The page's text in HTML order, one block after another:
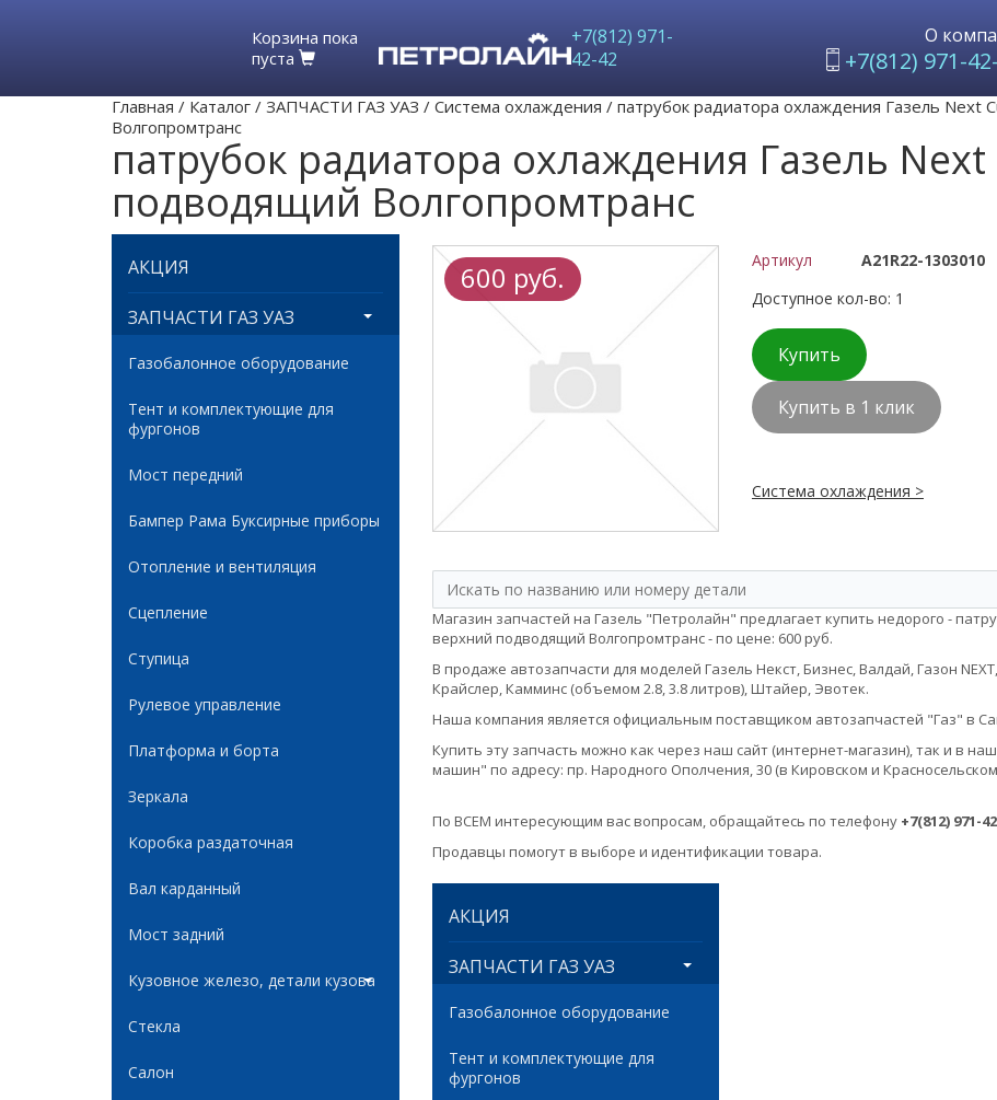
Корзина пока
пуста
+7(812) 971-
42-42
О
+7(812) 971-
Главная / Каталог / ЗАПЧАСТИ ГАЗ УАЗ / Система охлаждения / патрубок радиатора охлаждения Газель Next
Волгопромтранс
патрубок радиатора охлаждения Газель
подводящий Волгопромтранс
АКЦИЯ
ЗАПЧАСТИ ГАЗ УАЗ
Газобалонное оборудование
Тент и комплектующие для
фургонов
Мост передний
Бампер Рама Буксирные приборы
Отопление и вентиляция
Сцепление
Ступица
Рулевое управление
Платформа и борта
Зеркала
Коробка раздаточная
Вал карданный
Мост задний
Кузовное железо, детали кузова
Стекла
Салон
600 руб. Артикул
А21R22-1303010
Доступное кол-во: 1
Купить
Купить в 1 клик
Система охлаждения >
Магазин запчастей на Газель "Петролайн" предлагает купить недорого -
верхний подводящий Волгопромтранс - по цене: 600 руб.
В продаже автозапчасти для моделей Газель Некст, Бизнес, Валдай, Газон
Крайслер, Камминс (объемом 2.8, 3.8 литров), Штайер, Эвотек.
Наша компания является официальным поставщиком автозапчастей "Газ" в
Купить эту запчасть можно как через наш сайт (интернет-магазин), так и в
машин" по адресу: пр. Народного Ополчения, 30 (в Кировском и
По ВСЕМ интересующим вас вопросам, обращайтесь по телефону +7(812) 971-
Продавцы помогут в выборе и идентификации товара.
АКЦИЯ
ЗАПЧАСТИ ГАЗ УАЗ
Газобалонное оборудование
Тент и комплектующие для
фургонов